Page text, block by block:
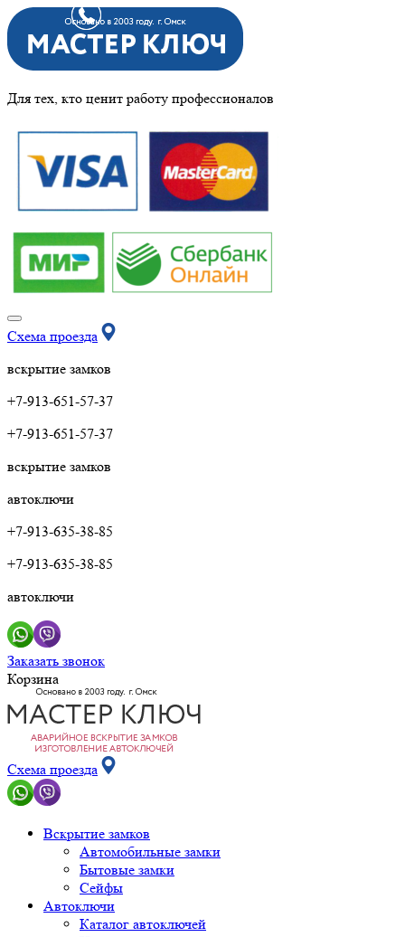
Для тех, кто ценит работу профессионалов
Схема проезда
вскрытие замков
+7-913-651-57-37
+7-913-651-57-37
вскрытие замков
автоключи
+7-913-635-38-85
+7-913-635-38-85
автоключи
Заказать звонок
Корзина
Схема проезда
Вскрытие замков
Автомобильные замки
Бытовые замки
Сейфы
Автоключи
Каталог автоключей